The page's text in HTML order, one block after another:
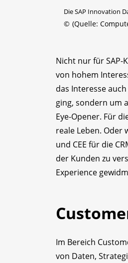
Die SAP Innovation
© (Quelle:
Nicht nur für SAP-
von hohem
das Interesse
ging, sondern um
Eye-Opener. Für
reale Leben. Oder
und CEE für die
der Kunden zu
Experience
Im Bereich
von Daten,